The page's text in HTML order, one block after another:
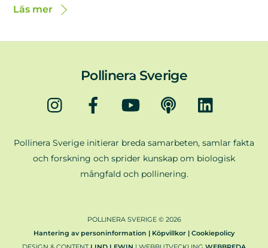
Läs mer
Back
Top
Pollinera Sverige
Instagram Facebook YouTube Podd
Pollinera Sverige initierar breda samarbeten, samlar fakta
och forskning och sprider kunskap om biologisk
mångfald och pollinering.
POLLINERA SVERIGE © 2026
Hantering av personinformation | Köpvillkor | Cookiepolicy